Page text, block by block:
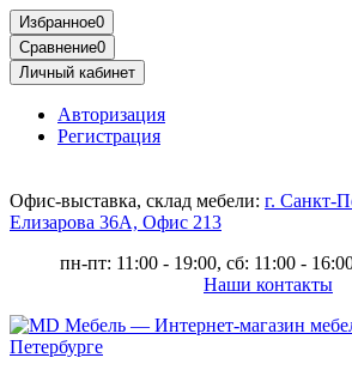
Избранное0
Сравнение0
Личный кабинет
Авторизация
Регистрация
Офис-выставка, склад мебели: г. Санкт-
Елизарова 36А, Офис 213
пн-пт: 11:00 - 19:00, сб: 11:00 -
Наши контакты